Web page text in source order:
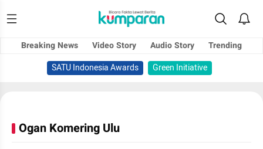
Breaking News Video Story Audio Story
Trending
SATU Indonesia Awards
Green Initiative
Ogan Komering Ulu